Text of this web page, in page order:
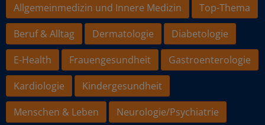
Allgemeinmedizin und Innere Medizin
Top-Thema
Beruf & Alltag
Dermatologie
Diabetologie
E-Health
Frauengesundheit
Gastroenterologie
Kardiologie
Kindergesundheit
Menschen & Leben
Neurologie/Psychiatrie